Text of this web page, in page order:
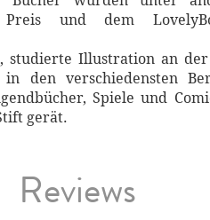
Preis und dem
studierte Illustration an
den verschiedensten
Spiele und
gerät.
Reviews